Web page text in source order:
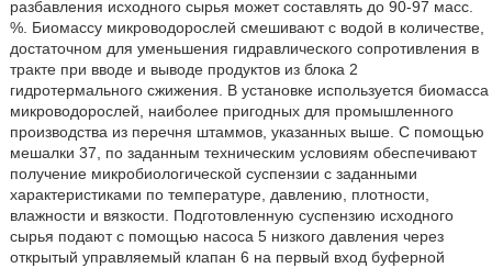
разбавления исходного сырья может составлять до 90-97 масс.
%. Биомассу микроводорослей смешивают с водой в количестве,
достаточном для уменьшения гидравлического сопротивления в
тракте при вводе и выводе продуктов из блока 2
гидротермального сжижения. В установке используется биомасса
микроводорослей, наиболее пригодных для промышленного
производства из перечня штаммов, указанных выше. С помощью
мешалки 37, по заданным техническим условиям обеспечивают
получение микробиологической суспензии с заданными
характеристиками по температуре, давлению, плотности,
влажности и вязкости. Подготовленную суспензию исходного
сырья подают с помощью насоса 5 низкого давления через
открытый управляемый клапан 6 на первый вход буферной